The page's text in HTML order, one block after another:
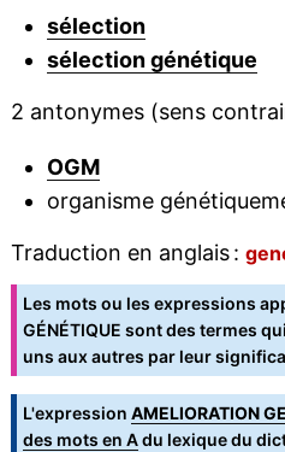
sélection
sélection génétique
2 antonymes (sens
OGM
organisme
Traduction en anglais :
Les mots ou les expressions
GÉNÉTIQUE sont des termes
uns aux autres par leur
L'expression AMELIORATION
des mots en Adu lexique du